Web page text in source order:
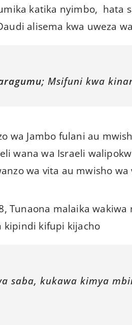
katika nyimbo, hata
alisema kwa uweza
; Msifuni kwa
wa Jambo fulani au
wana wa Israeli
wa vita au mwisho wa
Tunaona malaika wakiwa
kipindi kifupi kijacho
saba, kukawa kimya